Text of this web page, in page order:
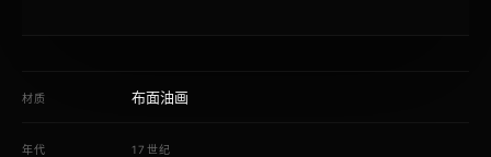
材质 布面油画
年代 17世纪